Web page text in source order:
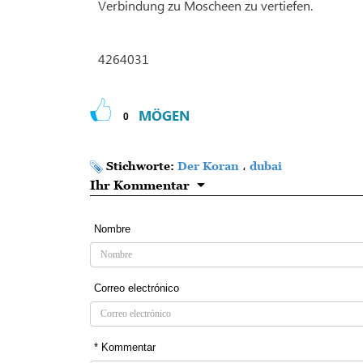
Verbindung zu Moscheen zu vertiefen.
4264031
0 MÖGEN
Stichworte: Der Koran ، dubai
Ihr Kommentar
Nombre
Correo electrónico
* Kommentar